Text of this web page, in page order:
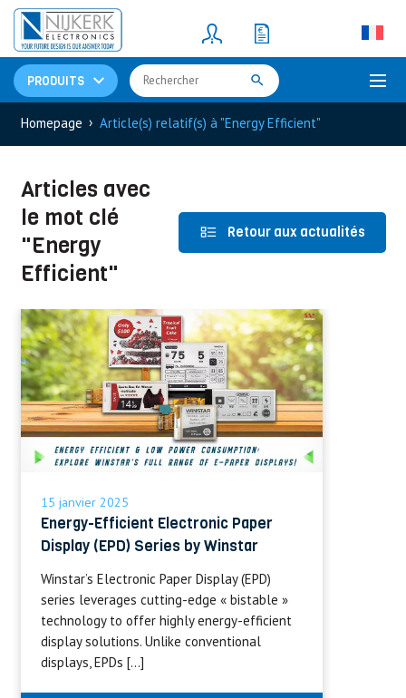
PRODUITS
Resistors(781)
Shunt Resistor
Homepage › Article(s) relatif(s) à "Energy Efficient"
Articles avec
le mot clé
"Energy
Efficient"
Retour aux actualités
15 janvier 2025
Energy-Efficient Electronic Paper
Display (EPD) Series by Winstar
Winstar’s Electronic Paper Display (EPD)
series leverages cutting-edge « bistable »
technology to offer highly energy-efficient
display solutions. Unlike conventional
displays, EPDs […]